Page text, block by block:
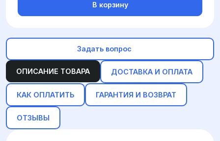
ОПИСАНИЕ ТОВАРА ДОСТАВКА И ОПЛАТА
КАК ОПЛАТИТЬ ГАРАНТИЯ И ВОЗВРАТ
ОТЗЫВЫ
В корзину
Задать вопрос